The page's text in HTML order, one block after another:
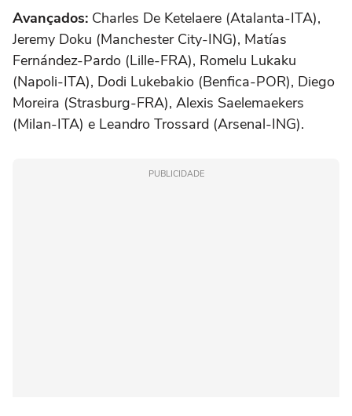
Avançados: Charles De Ketelaere (Atalanta-ITA),
Jeremy Doku (Manchester City-ING), Matías
Fernández-Pardo (Lille-FRA), Romelu Lukaku
(Napoli-ITA), Dodi Lukebakio (Benfica-POR), Diego
Moreira (Strasburg-FRA), Alexis Saelemaekers
(Milan-ITA) e Leandro Trossard (Arsenal-ING).
PUBLICIDADE